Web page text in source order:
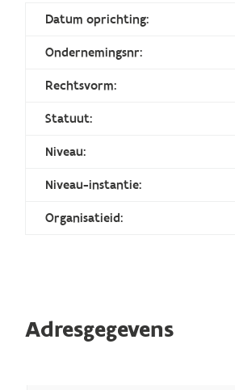
Datum oprichting:
Ondernemingsnr:
Rechtsvorm:
Statuut:
Niveau:
Niveau-instantie:
Organisatieid:
Adresgegevens